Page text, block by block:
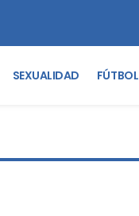
SEXUALIDAD FÚTBOL